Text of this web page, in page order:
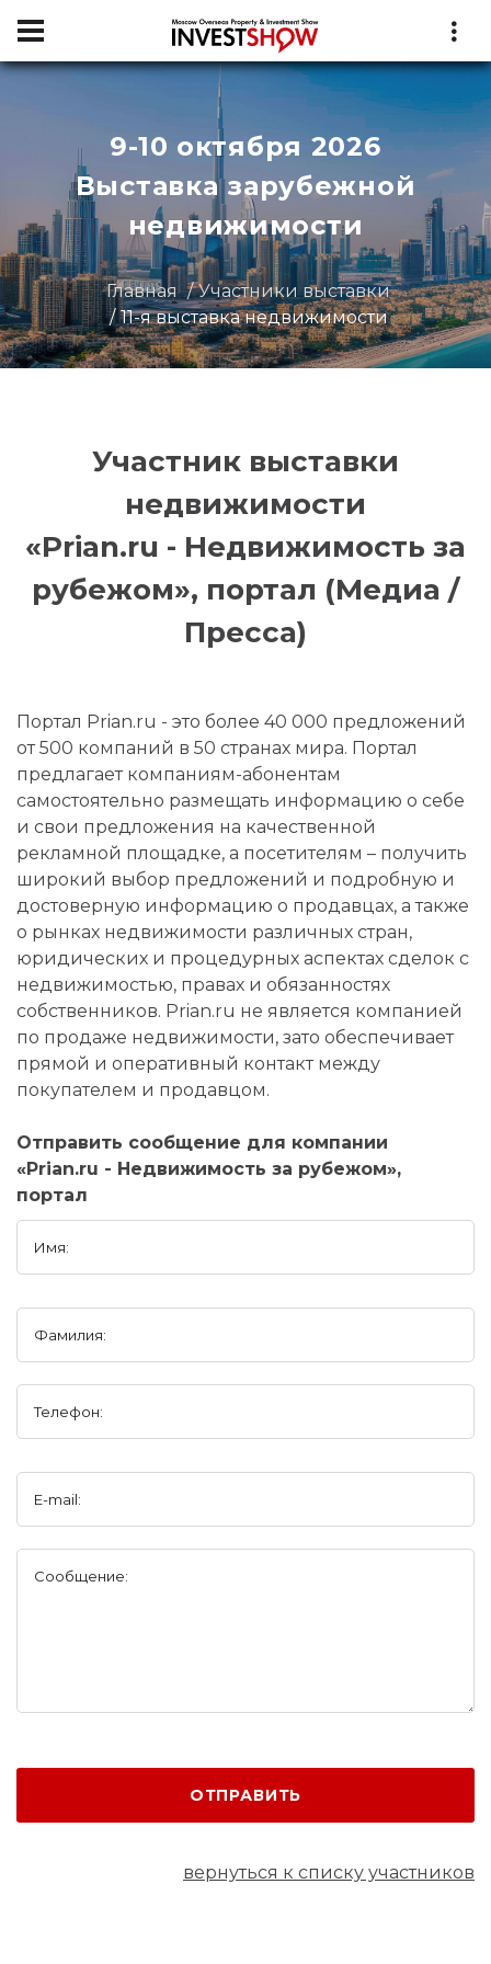
9-10 октября 2026
Выставка зарубежной
недвижимости
Главная
Участники выставки
11-я выставка недвижимости
Участник выставки
недвижимости
«Prian.ru - Недвижимость за
рубежом», портал (Медиа /
Пресса)
Портал Prian.ru - это более 40 000 предложений
от 500 компаний в 50 странах мира. Портал
предлагает компаниям-абонентам
самостоятельно размещать информацию о себе
и свои предложения на качественной
рекламной площадке, а посетителям – получить
широкий выбор предложений и подробную и
достоверную информацию о продавцах, а также
о рынках недвижимости различных стран,
юридических и процедурных аспектах сделок с
недвижимостью, правах и обязанностях
собственников. Prian.ru не является компанией
по продаже недвижимости, зато обеспечивает
прямой и оперативный контакт между
покупателем и продавцом.
Отправить сообщение для компании
«Prian.ru - Недвижимость за рубежом»,
портал
Имя:
Фамилия:
Телефон:
E-mail:
Сообщение:
ОТПРАВИТЬ
вернуться к списку участников